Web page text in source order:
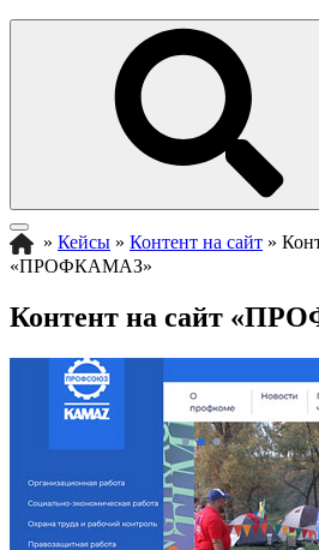
» Кейсы » Контент на сайт »
«ПРОФКАМАЗ»
Контент на сайт